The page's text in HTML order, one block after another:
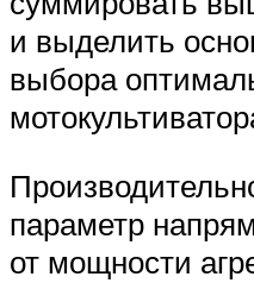
и выделить
выбора
параметр
от мощности